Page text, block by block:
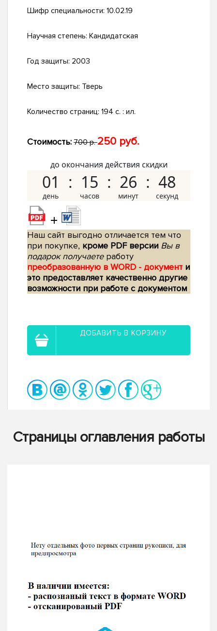
Шифр специальности: 10.02.19
Научная степень: Кандидатская
Год защиты: 2003
Место защиты: Тверь
Количество страниц: 194 с. : ил.
Стоимость: 700 р.250 руб.
до окончания действия скидки
01 15 26 47
+
Наш сайт выгодно отличается тем что
при покупке, кроме PDF версии Вы в
подарок получаетеработу
преобразованную в WORD - документ и
это предоставляет качественно другие
возможности при работе с документом
ДОБАВИТЬ В КОРЗИНУ
Страницы оглавления работы